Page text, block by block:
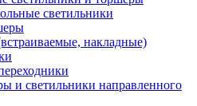
светильники
накладные)
и светильники направленного